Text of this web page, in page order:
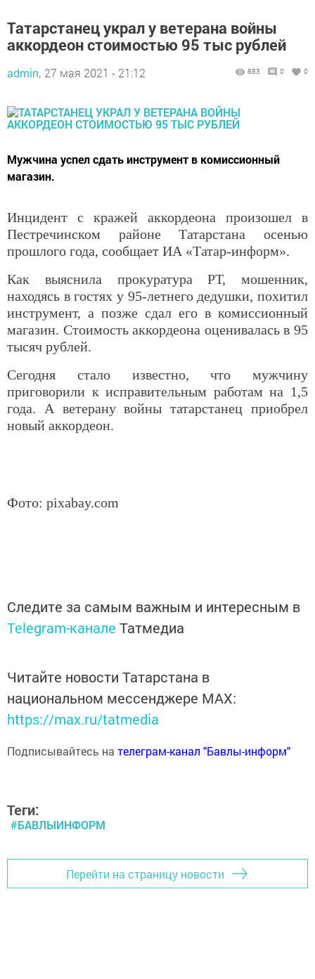
Татарстанец украл у ветерана войны
аккордеон стоимостью 95 тыс рублей
admin, 27 мая 2021 - 21:12 883 0 0
Мужчина успел сдать инструмент в комиссионный
магазин.
Инцидент с кражей аккордеона произошел в
Пестречинском районе Татарстана осенью
прошлого года, сообщает ИА «Татар-информ».
Как выяснила прокуратура РТ, мошенник,
находясь в гостях у 95-летнего дедушки, похитил
инструмент, а позже сдал его в комиссионный
магазин. Стоимость аккордеона оценивалась в 95
тысяч рублей.
Сегодня стало известно, что мужчину
приговорили к исправительным работам на 1,5
года. А ветерану войны татарстанец приобрел
новый аккордеон.
Фото: pixabay.com
Следите за самым важным и интересным в
Telegram-канале Татмедиа
Читайте новости Татарстана в
национальном мессенджере MАХ:
https://max.ru/tatmedia
Подписывайтесь на телеграм-канал "Бавлы-информ"
Теги:
#БАВЛЫИНФОРМ
Перейти на страницу новости